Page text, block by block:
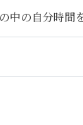
中の自分時間